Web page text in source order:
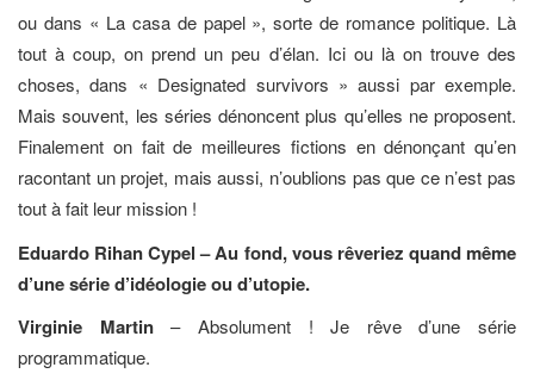
ou dans « La casa de papel », sorte de romance politique. Là
tout à coup, on prend un peu d’élan. Ici ou là on trouve des
choses, dans « Designated survivors » aussi par exemple.
Mais souvent, les séries dénoncent plus qu’elles ne proposent.
Finalement on fait de meilleures fictions en dénonçant qu’en
racontant un projet, mais aussi, n’oublions pas que ce n’est pas
tout à fait leur mission !
Eduardo Rihan Cypel – Au fond, vous rêveriez quand même
d’une série d’idéologie ou d’utopie.
Virginie Martin– Absolument ! Je rêve d’une série
programmatique.